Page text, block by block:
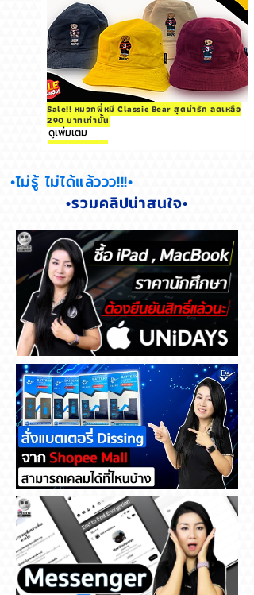
Sale!! หมวกพี่หมี Classic Bear สุดน่ารัก ลดเหลือ
290 บาทเท่านั้น
ดูเพิ่มเติม
•ไม่รู้ ไม่ได้แล้ววว!!!•
•รวมคลิปน่าสนใจ•
ซื้อ iPad , MacBook ราคา
นักศึกษา ต้องยืนยันสิทธิ์แล้วนะ
สั่งแบตเตอรี่ Dissing จาก
Shopee Mall สามารถเคลมได้ที่
ไหนบ้าง